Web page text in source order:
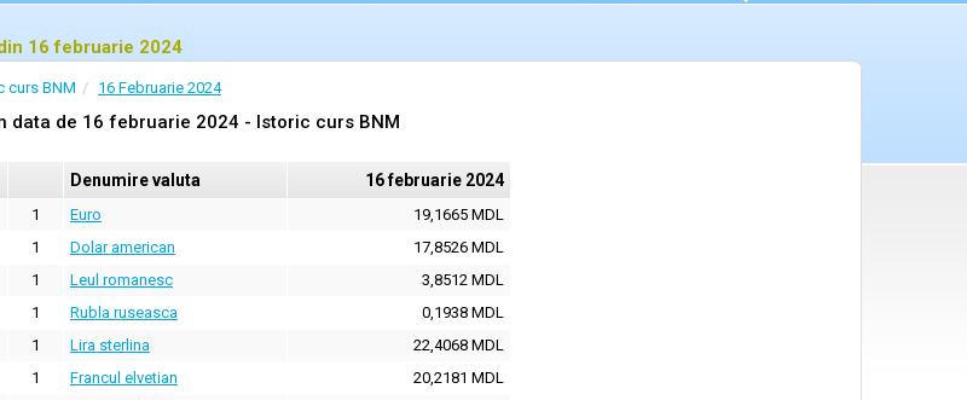
16 februarie 2024
curs BNM 16 Februarie 2024
data de 16 februarie 2024 - Istoric curs BNM
Denumire valuta 16 februarie 2024
1 Euro
19,1665 MDL
1 Dolar american
17,8526 MDL
1 Leul romanesc
3,8512 MDL
1 Rubla ruseasca
0,1938 MDL
1 Lira sterlina
22,4068 MDL
1 Francul elvetian
20,2181 MDL